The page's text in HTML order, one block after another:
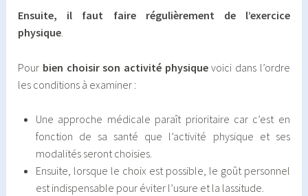
Ensuite, il faut faire régulièrement de l’exercice
physique.
Pour bien choisir son activité physiquevoici dans l’ordre
les conditions à examiner :
Une approche médicale paraît prioritaire car c’est en
fonction de sa santé que l’activité physique et ses
modalités seront choisies.
Ensuite, lorsque le choix est possible, le goût personnel
est indispensable pour éviter l’usure et la lassitude.